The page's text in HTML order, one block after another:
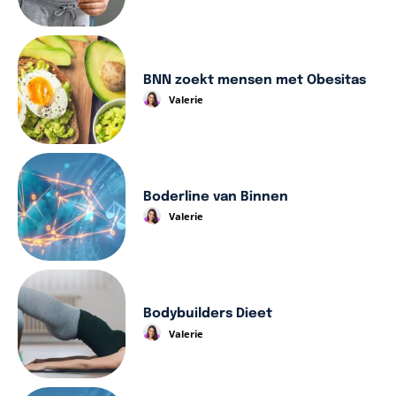
BNN zoekt mensen met Obesitas
Valerie
Boderline van Binnen
Valerie
Bodybuilders Dieet
Valerie